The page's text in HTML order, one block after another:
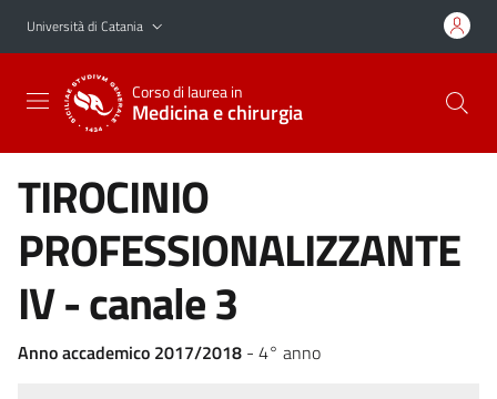
Vai al contenuto principale
Vai al menu di navigazione
Università di Catania
Corso di laurea in
Medicina e chirurgia
TIROCINIO
PROFESSIONALIZZANTE
IV - canale 3
Anno accademico 2017/2018 - 4° anno